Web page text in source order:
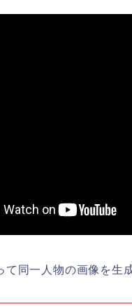
同一人物の画像を生